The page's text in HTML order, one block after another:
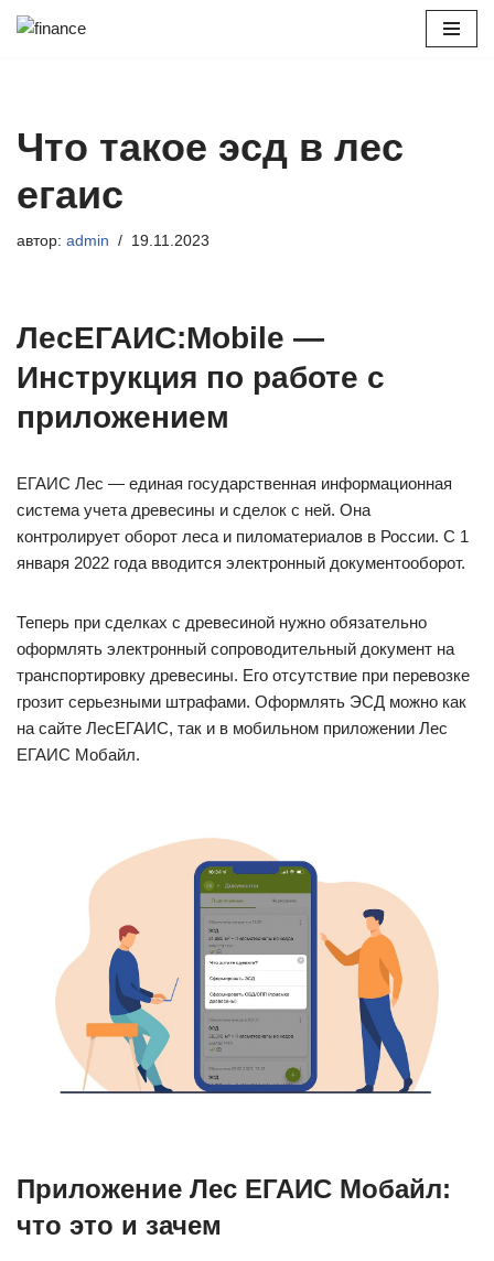
Что такое эсд в лес
егаис
автор: admin 19.11.2023
ЛесЕГАИС:Mobile —
Инструкция по работе с
приложением
ЕГАИС Лес — единая государственная информационная
система учета древесины и сделок с ней. Она
контролирует оборот леса и пиломатериалов в России. С 1
января 2022 года вводится электронный документооборот.
Теперь при сделках с древесиной нужно обязательно
оформлять электронный сопроводительный документ на
транспортировку древесины. Его отсутствие при перевозке
грозит серьезными штрафами. Оформлять ЭСД можно как
на сайте ЛесЕГАИС, так и в мобильном приложении Лес
ЕГАИС Мобайл.
Приложение Лес ЕГАИС Мобайл:
что это и зачем